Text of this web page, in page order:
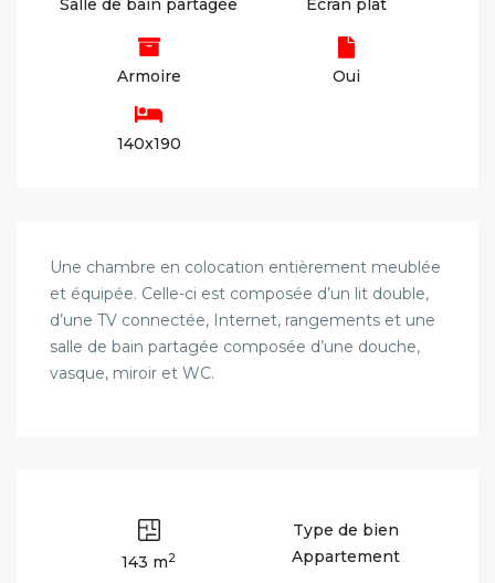
Salle de bain partagée Ecran plat
Armoire Oui
140x190
Une chambre en colocation entièrement meublée
et équipée. Celle-ci est composée d’un lit double,
d’une TV connectée, Internet, rangements et une
salle de bain partagée composée d’une douche,
vasque, miroir et WC.
143 m2
Type de bien
Appartement